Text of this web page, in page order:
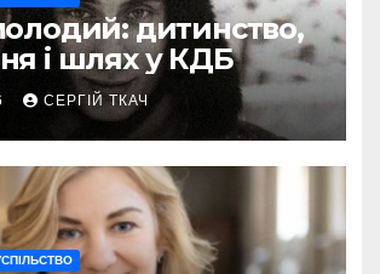
дитинство,
і шлях у КДБ
СЕРГІЙ ТКАЧ